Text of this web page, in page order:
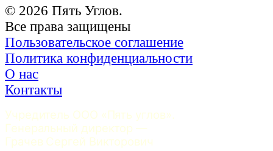
© 2026 Пять Углов.
Все права защищены
Пользовательское соглашение
Политика конфиденциальности
О нас
Контакты
Учредитель ООО «Пять углов».
Генеральный директор —
Грачев Сергей Викторович